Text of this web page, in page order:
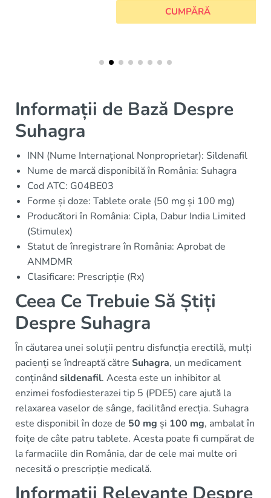
Informații de Bază Despre
Suhagra
INN (Nume Internațional Nonproprietar): Sildenafil
Nume de marcă disponibilă în România: Suhagra
Cod ATC: G04BE03
Forme și doze: Tablete orale (50 mg și 100 mg)
Producători în România: Cipla, Dabur India Limited
(Stimulex)
Statut de înregistrare în România: Aprobat de
ANMDMR
Clasificare: Prescripție (Rx)
Ceea Ce Trebuie Să Știți
Despre Suhagra
În căutarea unei soluții pentru disfuncția erectilă, mulți
pacienți se îndreaptă către Suhagra, un medicament
conținând sildenafil. Acesta este un inhibitor al
enzimei fosfodiesterazei tip 5 (PDE5) care ajută la
relaxarea vaselor de sânge, facilitând erecția. Suhagra
este disponibil în doze de 50 mg și 100 mg, ambalat în
foițe de câte patru tablete. Acesta poate fi cumpărat de
la farmaciile din România, dar de cele mai multe ori
necesită o prescripție medicală.